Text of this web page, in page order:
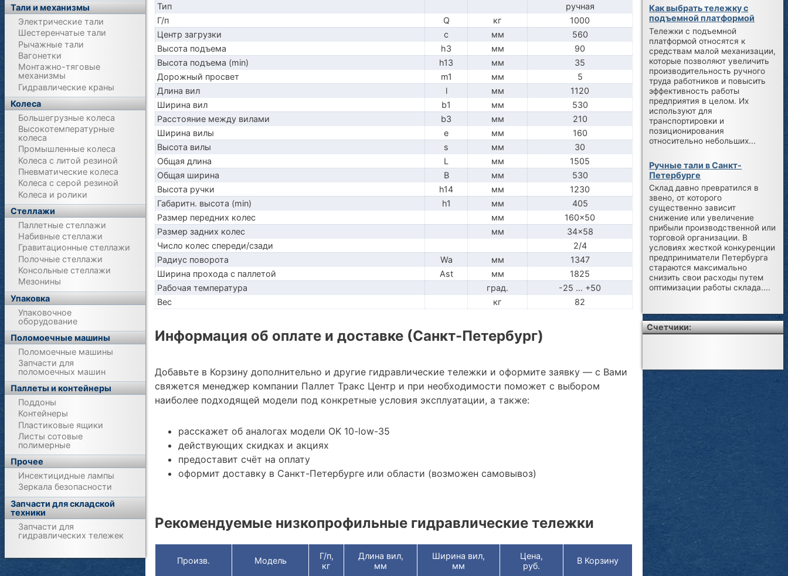
Тип
ручная
Г/п
Q кг
1000
Центр загрузки
c мм
560
Высота подъема
h3 мм
90
Высота подъема (min)
h13 мм
35
Дорожный просвет
m1 мм
5
Длина вил
l мм
1120
Ширина вил
b1 мм
530
Расстояние между вилами
b3 мм
210
Ширина вилы
e мм
160
Высота вилы
s мм
30
Общая длина
L мм
1505
Общая ширина
B мм
530
Высота ручки
h14 мм
1230
Габаритн. высота (min)
h1 мм
405
Размер передних колес
мм
160x50
Размер задних колес
мм
34x58
Число колес спереди/сзади
2/4
Радиус поворота
Wa мм
1347
Ширина прохода с паллетой
Ast мм
1825
Рабочая температура
град.
-25 … +50
Вес
кг 82
Информация об оплате и доставке (Санкт-Петербург)
Добавьте в Корзину дополнительно и другие гидравлические тележки и оформите заявку — с Вами
свяжется менеджер компании Паллет Тракс Центр и при необходимости поможет с выбором
наиболее подходящей модели под конкретные условия эксплуатации, а также:
расскажет об аналогах модели OK 10-low-35
действующих скидках и акциях
предоставит счёт на оплату
оформит доставку в Санкт-Петербурге или области (возможен самовывоз)
Рекомендуемые низкопрофильные гидравлические тележки
Произв. Модель
Г/п,
кг
Длина вил,
мм
Ширина вил,
мм
Цена,
руб.
В Корзину
Тали и механизмы
Электрические тали
Шестеренчатые тали
Рычажные тали
Вагонетки
Монтажно-тяговые
механизмы
Гидравлические краны
Колеса
Большегрузные колеса
Высокотемпературные
колеса
Промышленные колеса
Колеса с литой резиной
Пневматические колеса
Колеса с серой резиной
Колеса и ролики
Стеллажи
Паллетные стеллажи
Набивные стеллажи
Гравитационные стеллажи
Полочные стеллажи
Консольные стеллажи
Мезонины
Упаковка
Упаковочное
оборудование
Поломоечные машины
Поломоечные машины
Запчасти для
поломоечных машин
Паллеты и контейнеры
Поддоны
Контейнеры
Пластиковые ящики
Листы сотовые
полимерные
Прочее
Инсектицидные лампы
Зеркала безопасности
Запчасти для складской
техники
Запчасти для
гидравлических тележек
Как выбрать тележку с
подъемной платформой
Тележки с подъемной
платформой относятся к
средствам малой механизации,
которые позволяют увеличить
производительность ручного
труда работников и повысить
эффективность работы
предприятия в целом. Их
используют для
транспортировки и
позиционирования
относительно небольших...
Ручные тали в Санкт-
Петербурге
Склад давно превратился в
звено, от которого
существенно зависит
снижение или увеличение
прибыли производственной или
торговой организации. В
условиях жесткой конкуренции
предприниматели Петербурга
стараются максимально
снизить свои расходы путем
оптимизации работы склада....
Счетчики: